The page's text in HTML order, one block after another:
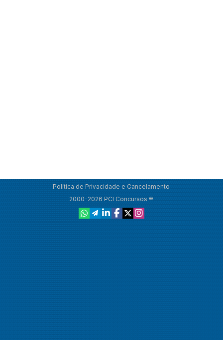
Política de Privacidade e Cancelamento
2000-2026 PCI Concursos ®